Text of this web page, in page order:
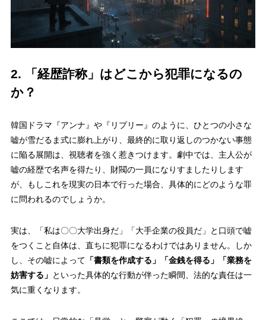
2. 「経歴詐称」はどこから犯罪になるの
か？
韓国ドラマ『アンナ』や『リプリー』のように、ひとつの小さな
嘘が雪だるま式に膨れ上がり、最終的に取り返しのつかない事態
に陥る展開は、視聴者を強く惹きつけます。劇中では、主人公が
嘘の経歴で名声を得たり、財閥の一員になりすましたりします
が、もしこれを現実の日本で行った場合、具体的にどのような罪
に問われるのでしょうか。
実は、「私は〇〇大学出身だ」「大手企業の役員だ」と口頭で嘘
をつくこと自体は、直ちに犯罪になるわけではありません。しか
し、その嘘によって 「書類を作成する」「金銭を得る」「業務を
妨害する」 といった具体的な行動が伴った瞬間、法的な責任は一
気に重くなります。